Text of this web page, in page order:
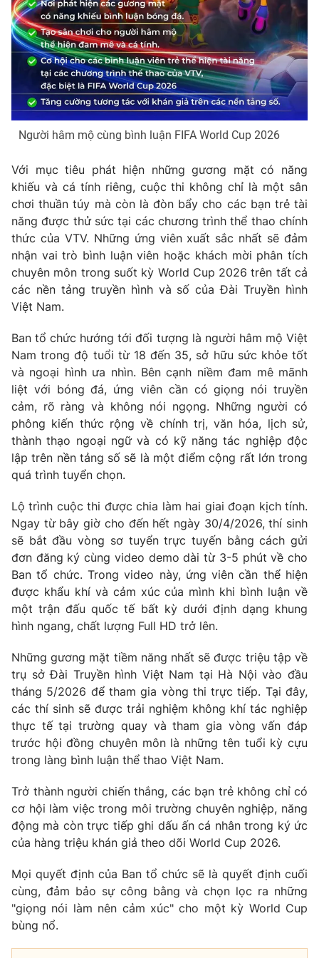
Photo Infographic
Video Shorts video
VTV Money VTV Thể thao
Thị trường 24h Tấm lòng Việt
VTV4 Vươn mình bằng AI
VTV9 VTV8
Liên hệ tòa soạn
THỜI BÁO VTV
Theo dõi báo trên
Cơ quan chủ quản:Đài Truyền hình Việt Nam
Giấy phép hoạt động báo in và báo điện tử số 483/GP-BTTTT
cấp ngày 29/12/2023
Tổng Biên tập:Vũ Thanh Thủy
Phó Tổng Biên tập:Nguyễn Thị Mỹ Hạnh, Phạm Quốc Thắng,
Nguyễn Trọng Ninh
Tổng đài VTV:024.38 355 931 - 024.38 355 932
Ðiện thoại Thời báo VTV:
024.66 897 897
Liên hệ quảng cáo:024-7300.7108
thuận bằng văn bản. Ghi rõ nguồn VTV.vn khi phát hành lại
thông tin từ website này.
Người hâm mộ cùng bình luận FIFA World Cup 2026
Với mục tiêu phát hiện những gương mặt có năng
khiếu và cá tính riêng, cuộc thi không chỉ là một sân
chơi thuần túy mà còn là đòn bẩy cho các bạn trẻ tài
năng được thử sức tại các chương trình thể thao chính
thức của VTV. Những ứng viên xuất sắc nhất sẽ đảm
nhận vai trò bình luận viên hoặc khách mời phân tích
chuyên môn trong suốt kỳ World Cup 2026 trên tất cả
các nền tảng truyền hình và số của Đài Truyền hình
Việt Nam.
Ban tổ chức hướng tới đối tượng là người hâm mộ Việt
Nam trong độ tuổi từ 18 đến 35, sở hữu sức khỏe tốt
và ngoại hình ưa nhìn. Bên cạnh niềm đam mê mãnh
liệt với bóng đá, ứng viên cần có giọng nói truyền
cảm, rõ ràng và không nói ngọng. Những người có
phông kiến thức rộng về chính trị, văn hóa, lịch sử,
thành thạo ngoại ngữ và có kỹ năng tác nghiệp độc
lập trên nền tảng số sẽ là một điểm cộng rất lớn trong
quá trình tuyển chọn.
Lộ trình cuộc thi được chia làm hai giai đoạn kịch tính.
Ngay từ bây giờ cho đến hết ngày 30/4/2026, thí sinh
sẽ bắt đầu vòng sơ tuyển trực tuyến bằng cách gửi
đơn đăng ký cùng video demo dài từ 3-5 phút về cho
Ban tổ chức. Trong video này, ứng viên cần thể hiện
được khẩu khí và cảm xúc của mình khi bình luận về
một trận đấu quốc tế bất kỳ dưới định dạng khung
hình ngang, chất lượng Full HD trở lên.
Những gương mặt tiềm năng nhất sẽ được triệu tập về
trụ sở Đài Truyền hình Việt Nam tại Hà Nội vào đầu
tháng 5/2026 để tham gia vòng thi trực tiếp. Tại đây,
các thí sinh sẽ được trải nghiệm không khí tác nghiệp
thực tế tại trường quay và tham gia vòng vấn đáp
trước hội đồng chuyên môn là những tên tuổi kỳ cựu
trong làng bình luận thể thao Việt Nam.
Trở thành người chiến thắng, các bạn trẻ không chỉ có
cơ hội làm việc trong môi trường chuyên nghiệp, năng
động mà còn trực tiếp ghi dấu ấn cá nhân trong ký ức
của hàng triệu khán giả theo dõi World Cup 2026.
Mọi quyết định của Ban tổ chức sẽ là quyết định cuối
cùng, đảm bảo sự công bằng và chọn lọc ra những
"giọng nói làm nên cảm xúc" cho một kỳ World Cup
bùng nổ.